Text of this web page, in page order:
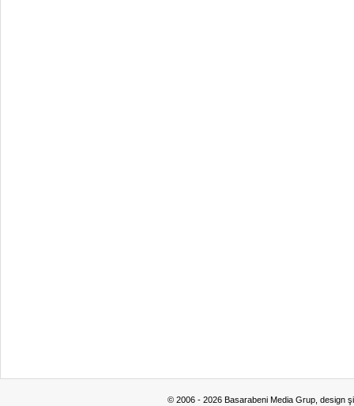
© 2006 - 2026 Basarabeni Media Grup, design